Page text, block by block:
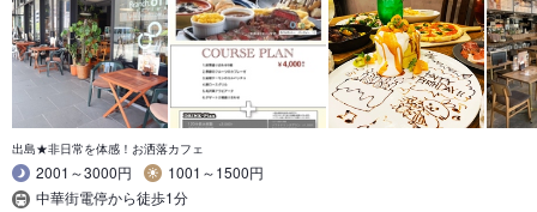
出島★非日常を体感！お洒落カフェ
2001～3000円
1001～1500円
中華街電停から徒歩1分